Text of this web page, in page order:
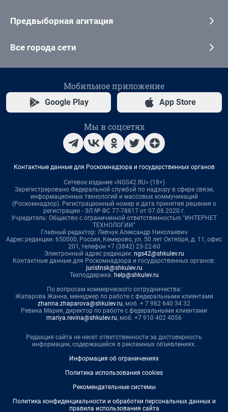
Предвыборная агитация
Все города сети
Мобильное приложение
Google Play App Store
Мы в соцсетях
Контактные данные для Роскомнадзора и государственных органов
Сетевое издание «NGS42.RU» (18+)
Зарегистрировано Федеральной службой по надзору в сфере связи,
информационных технологий и массовых коммуникаций
(Роскомнадзор). Регистрационный номер и дата принятия решения о
регистрации - ЭЛ № ФС 77-78817 от 07.08.2020 г.
Учредитель: Общество с ограниченной ответственностью "ИНТЕРНЕТ
ТЕХНОЛОГИИ"
Главный редактор: Левчук Александр Николаевич
Адрес редакции: 650000, Россия, Кемерово, ул. 50 лет Октября, д. 11, офис
201, телефон +7 (3842) 23-22-60
Электронный адрес редакции: ngs42@shkulev.ru
Контактные данные для Роскомнадзора и государственных органов:
juristnsk@shkulev.ru
Техподдержка: help@shkulev.ru
По вопросам коммерческого сотрудничества:
Жапарова Жанна, менеджер по работе с федеральными клиентами
zhanna.zhaparova@shkulev.ru, моб. + 7 982 640 34 32
Ревина Мария, директор по работе с федеральными клиентами
mariya.revina@shkulev.ru, моб. +7 910 402 4056
Редакция сайта не несет ответственности за достоверность
информации, содержащейся в рекламных объявлениях.
Информация об ограничениях
Политика использования cookies
Рекомендательные системы
Политика конфиденциальности и обработки персональных данных и
правила использования сайта